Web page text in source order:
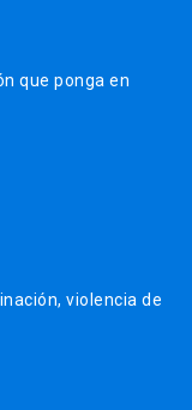
que ponga en
violencia de